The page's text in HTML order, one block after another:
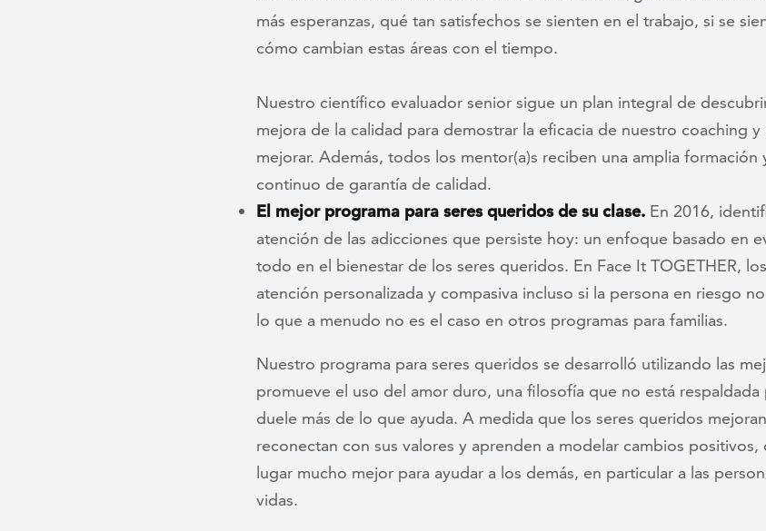
más esperanzas, qué tan satisfechos se sienten en el trabajo, si se
cómo cambian estas áreas con el tiempo.
Nuestro científico evaluador senior sigue un plan integral de
mejora de la calidad para demostrar la eficacia de nuestro coaching
mejorar. Además, todos los mentor(a)s reciben una amplia
continuo de garantía de calidad.
El mejor programa para seres queridos de su clase. En 2016,
atención de las adicciones que persiste hoy: un enfoque basado en
todo en el bienestar de los seres queridos. En Face It TOGETHER,
atención personalizada y compasiva incluso si la persona en riesgo
lo que a menudo no es el caso en otros programas para familias.
Nuestro programa para seres queridos se desarrolló utilizando las
promueve el uso del amor duro, una filosofía que no está
duele más de lo que ayuda. A medida que los seres queridos
reconectan con sus valores y aprenden a modelar cambios
lugar mucho mejor para ayudar a los demás, en particular a las
vidas.